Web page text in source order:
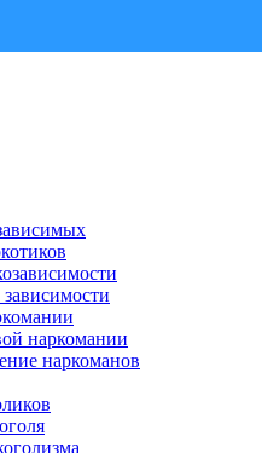
наркомании
наркоманов